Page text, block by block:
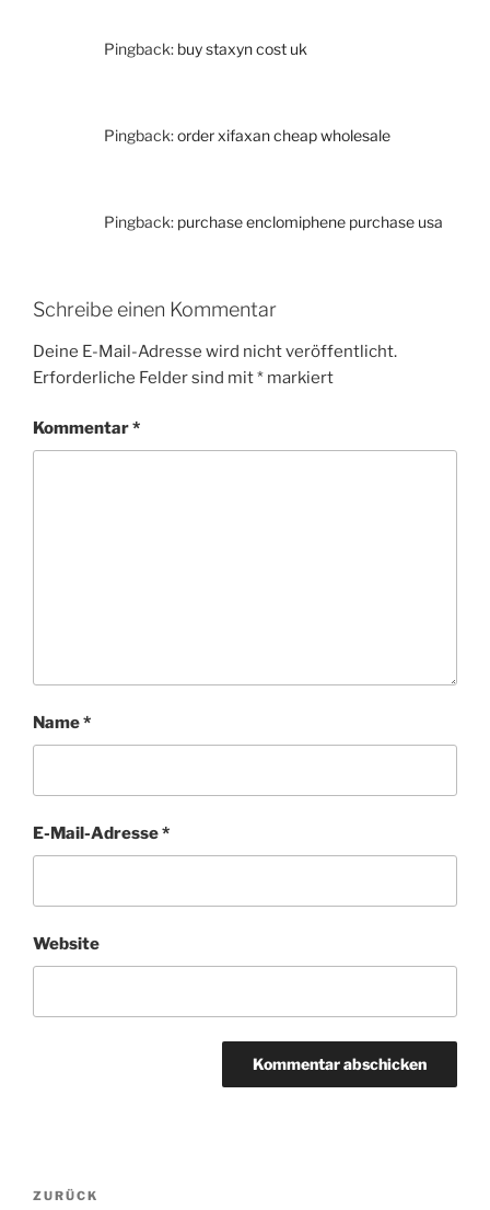
Pingback: buy staxyn cost uk
Pingback:order xifaxan cheap wholesale
Pingback: purchase enclomiphene purchase usa
Schreibe einen Kommentar
Deine E-Mail-Adresse wird nicht veröffentlicht.
Erforderliche Felder sind mit* markiert
Kommentar*
Name*
E-Mail-Adresse*
Website
Beitragsnavigation
Vorheriger
ZURÜCK